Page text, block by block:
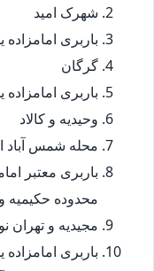
شهرک امید
باربری
گرگان
باربری
وحیدیه و کالاد
محله شمس آباد
باربری معتبر
محدوده حکیمیه
مجیدیه و تهران نو
باربری